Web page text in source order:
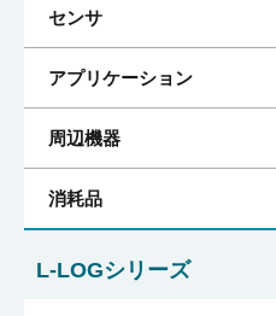
センサ
アプリケーション
周辺機器
消耗品
L-LOGシリーズ